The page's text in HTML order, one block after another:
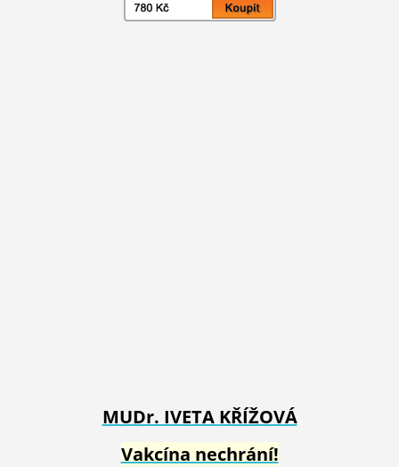
MUDr. IVETA KŘÍŽOVÁ
Vakcína nechrání!